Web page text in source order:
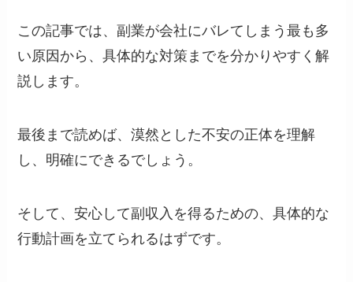
この記事では、副業が会社にバレてしまう最も多
い原因から、具体的な対策までを分かりやすく解
説します。
最後まで読めば、漠然とした不安の正体を理解
し、明確にできるでしょう。
そして、安心して副収入を得るための、具体的な
行動計画を立てられるはずです。